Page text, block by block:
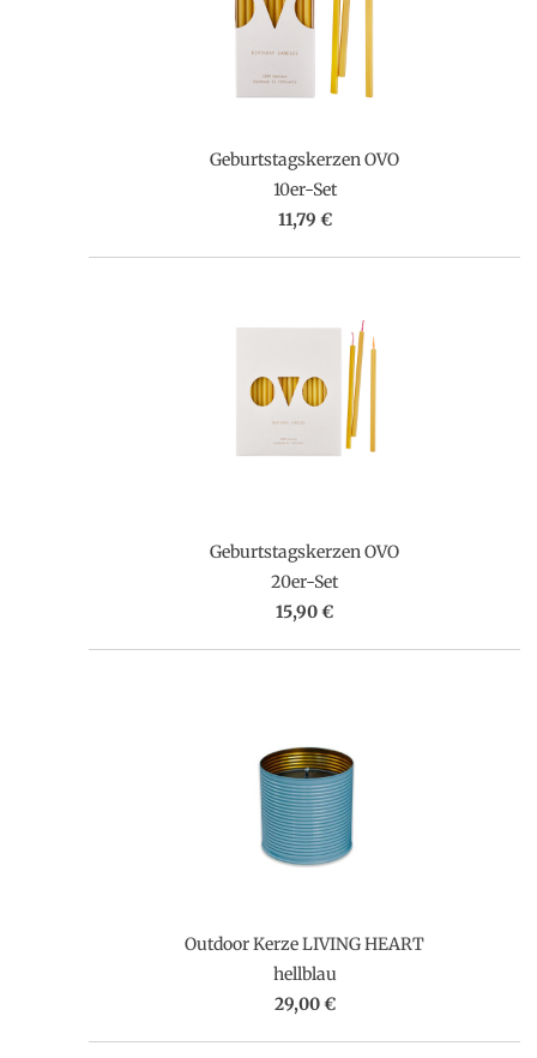
Geburtstagskerzen OVO
10er-Set
11,79 €
Geburtstagskerzen OVO
20er-Set
15,90 €
Outdoor Kerze LIVING HEART
hellblau
29,00 €